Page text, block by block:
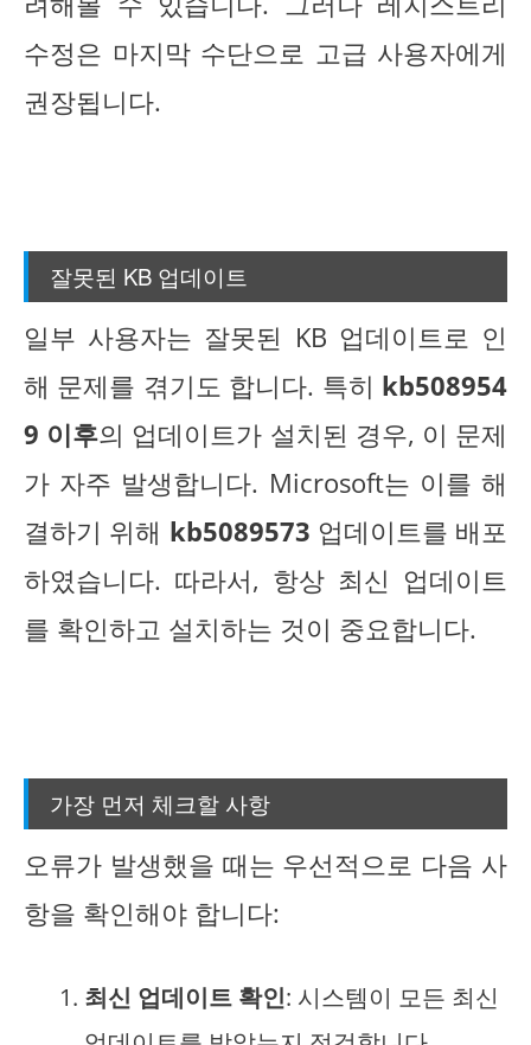
수정은 마지막 수단으로 고급 사용자에게
권장됩니다.
잘못된 KB 업데이트
일부 사용자는 잘못된 KB 업데이트로 인
해 문제를 겪기도 합니다. 특히 kb508954
9 이후의 업데이트가 설치된 경우, 이 문제
가 자주 발생합니다. Microsoft는 이를 해
결하기 위해 kb5089573 업데이트를 배포
하였습니다. 따라서, 항상 최신 업데이트
를 확인하고 설치하는 것이 중요합니다.
가장 먼저 체크할 사항
오류가 발생했을 때는 우선적으로 다음 사
항을 확인해야 합니다:
최신 업데이트 확인: 시스템이 모든 최신